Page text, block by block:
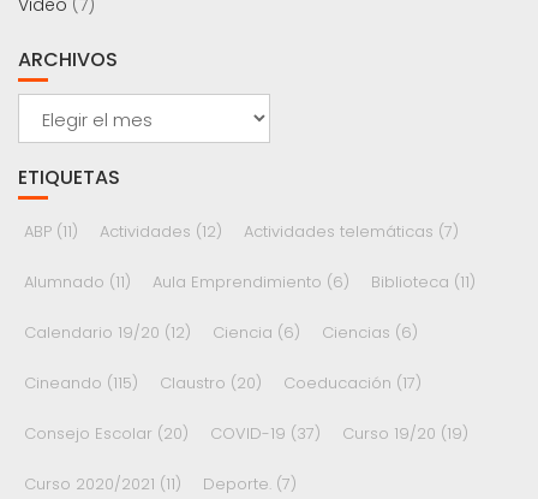
ARCHIVOS
ETIQUETAS
ABP (11) Actividades (12) Actividades telemáticas (7)
Alumnado (11) Aula Emprendimiento (6) Biblioteca (11)
Calendario 19/20 (12) Ciencia (6) Ciencias (6)
Cineando (115) Claustro (20) Coeducación (17)
Consejo Escolar (20) COVID-19 (37) Curso 19/20 (19)
Curso 2020/2021 (11) Deporte. (7)